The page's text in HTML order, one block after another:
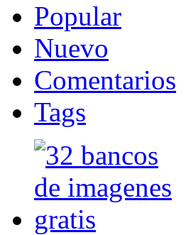
Popular
Nuevo
Comentarios
Tags